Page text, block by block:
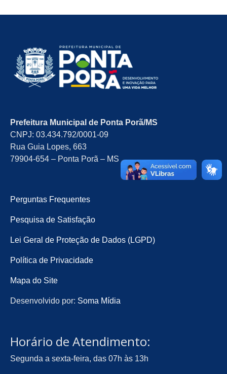
Prefeitura Municipal de Ponta Porã/MS
CNPJ: 03.434.792/0001-09
Rua Guia Lopes, 663
79904-654 – Ponta Porã – MS
Perguntas Frequentes
Pesquisa de Satisfação
Lei Geral de Proteção de Dados (LGPD)
Política de Privacidade
Mapa do Site
Desenvolvido por: Soma Mídia
Horário de Atendimento:
Segunda a sexta-feira, das 07h às 13h